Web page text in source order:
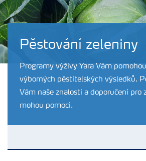
Pěstování zeleniny
Programy výživy Yara Vám
výborných pěstitelských výsledků.
Vám naše znalosti a doporučení pro
mohou pomoci.